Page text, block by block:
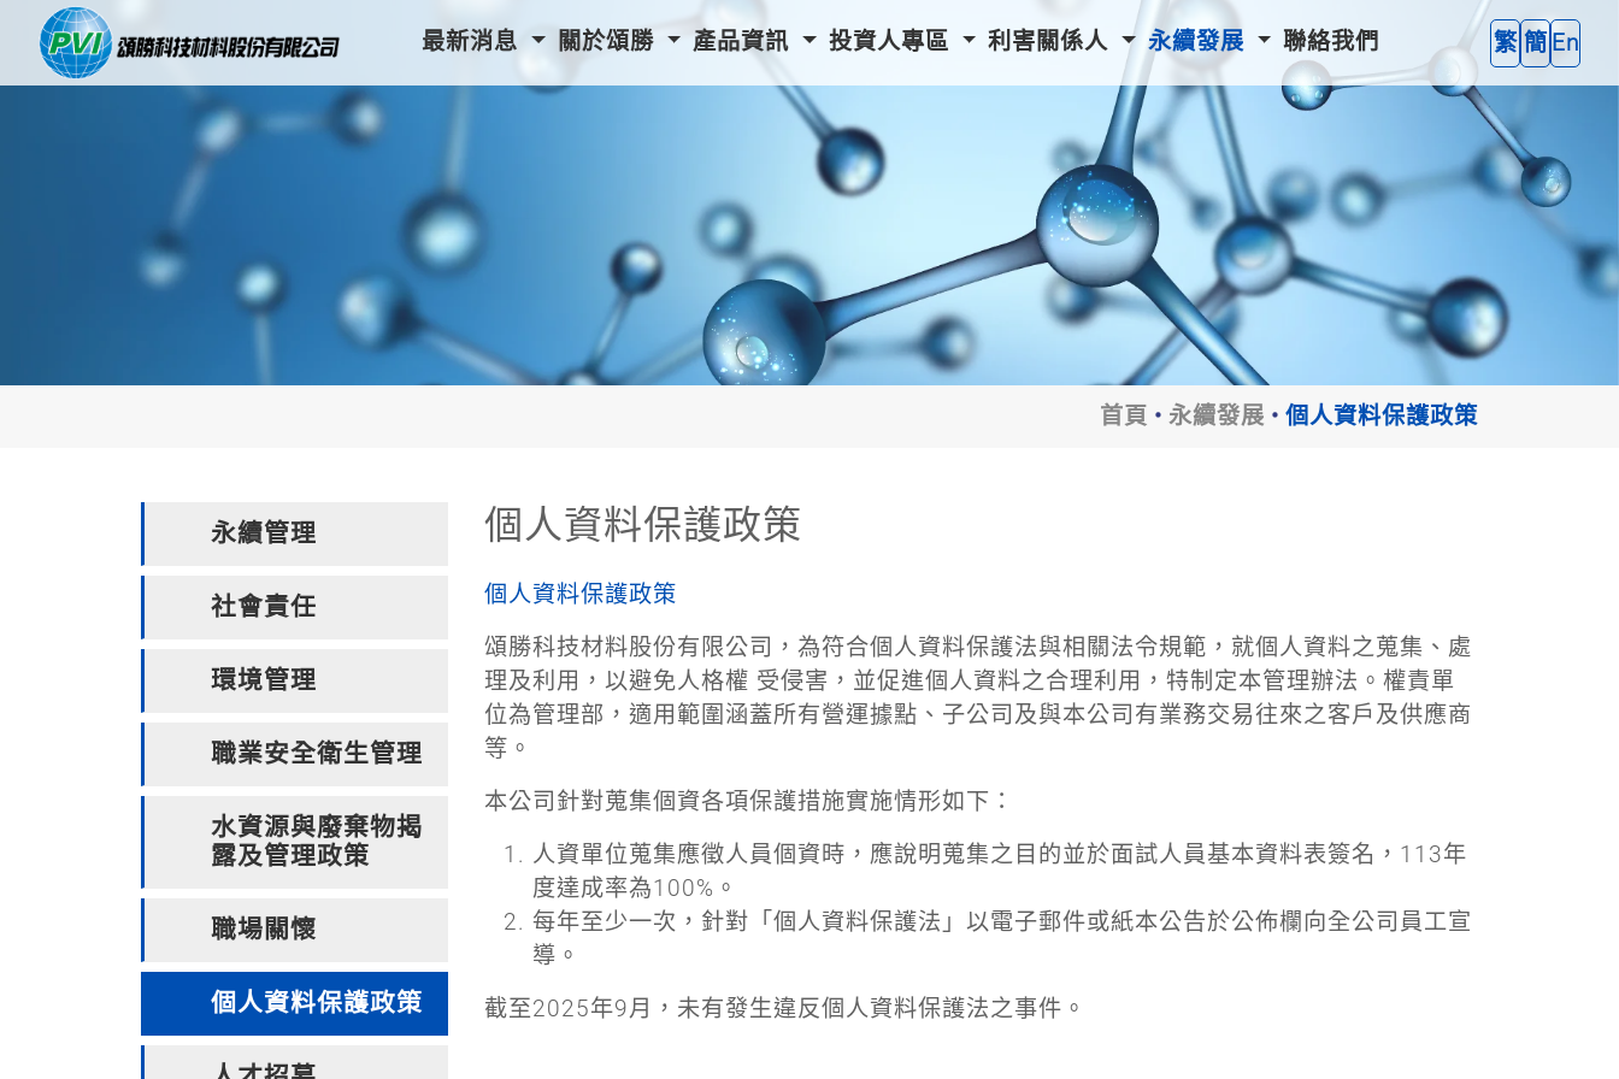
繁 簡En
最新消息 關於頌勝 產品資訊 投資人專區 利害關係人 永續發展 聯絡我們
首頁 永續發展 個人資料保護政策
永續管理
社會責任
環境管理
職業安全衛生管理
水資源與廢棄物揭
露及管理政策
職場關懷
個人資料保護政策
個人資料保護政策
個人資料保護政策
頌勝科技材料股份有限公司，為符合個人資料保護法與相關法令規範，就個人資料之蒐集、處
理及利用，以避免人格權 受侵害，並促進個人資料之合理利用，特制定本管理辦法。權責單
位為管理部，適用範圍涵蓋所有營運據點、子公司及與本公司有業務交易往來之客戶及供應商
等。
本公司針對蒐集個資各項保護措施實施情形如下：
人資單位蒐集應徵人員個資時，應說明蒐集之目的並於面試人員基本資料表簽名，113年
度達成率為100%。
每年至少一次，針對「個人資料保護法」以電子郵件或紙本公告於公佈欄向全公司員工宣
導。
截至2025年9月，未有發生違反個人資料保護法之事件。